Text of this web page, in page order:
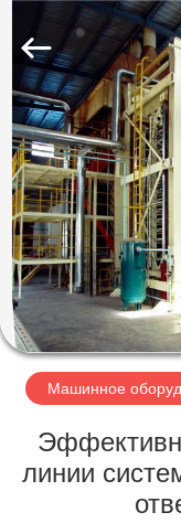
ДОМ
ТОВАРЫ
О
НАС
ТУР
ПО
ФАБРИКЕ
КОНТРОЛЬ
ENGINEERING
LTD..
Rights
Reserved.
Машинное
линии